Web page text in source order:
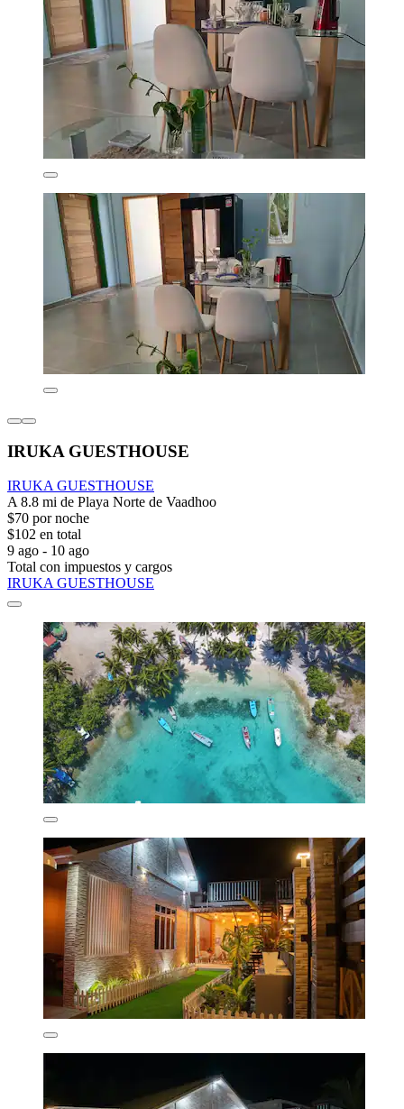
IRUKA GUESTHOUSE
IRUKA GUESTHOUSE
A 8.8 mi de Playa Norte de Vaadhoo
$70 por noche
$102 en total
9 ago - 10 ago
Total con impuestos y cargos
IRUKA GUESTHOUSE